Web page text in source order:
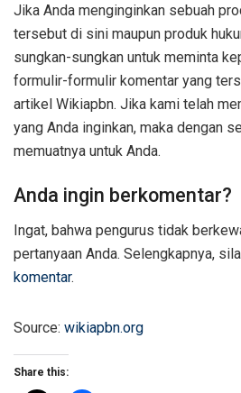
Jika Anda menginginkan sebuah
tersebut di sini maupun produk
sungkan-sungkan untuk meminta
formulir-formulir komentar yang
artikel Wikiapbn. Jika kami telah
yang Anda inginkan, maka dengan
memuatnya untuk Anda.
Anda ingin berkomentar?
Ingat, bahwa pengurus tidak
pertanyaan Anda. Selengkapnya,
komentar.
Source: wikiapbn.org
Share this: